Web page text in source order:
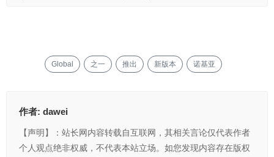
Global 之一 推出 新版本 诺基亚
作者: dawei
【声明】：站长网内容转载自互联网，其相关言论仅代表作者
个人观点绝非权威，不代表本站立场。如您发现内容存在版权